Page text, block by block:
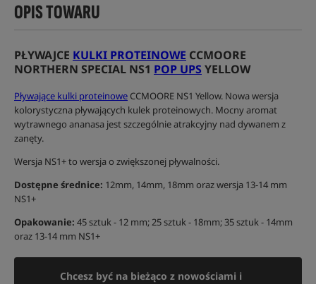
OPIS TOWARU
PŁYWAJCE KULKI PROTEINOWE CCMOORE
NORTHERN SPECIAL NS1 POP UPS YELLOW
Pływające kulki proteinowe CCMOORE NS1 Yellow. Nowa wersja
kolorystyczna pływających kulek proteinowych. Mocny aromat
wytrawnego ananasa jest szczególnie atrakcyjny nad dywanem z
zanęty.
Wersja NS1+ to wersja o zwiększonej pływalności.
Dostępne średnice: 12mm, 14mm, 18mm oraz wersja 13-14 mm
NS1+
Opakowanie: 45 sztuk - 12 mm; 25 sztuk - 18mm; 35 sztuk - 14mm
oraz 13-14 mm NS1+
Chcesz być na bieżąco z nowościami i